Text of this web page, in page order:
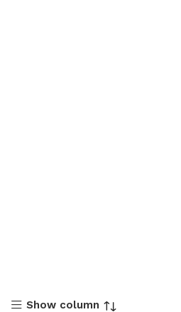
Show column